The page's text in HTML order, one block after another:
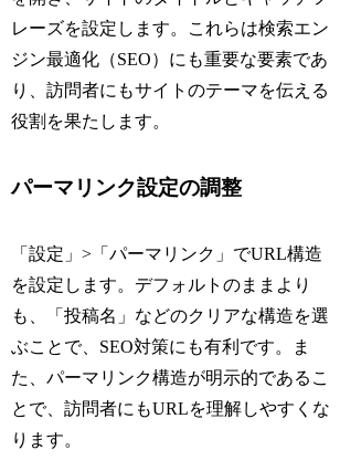
レーズを設定します。これらは検索エン
ジン最適化（SEO）にも重要な要素であ
り、訪問者にもサイトのテーマを伝える
役割を果たします。
パーマリンク設定の調整
「設定」>「パーマリンク」でURL構造
を設定します。デフォルトのままより
も、「投稿名」などのクリアな構造を選
ぶことで、SEO対策にも有利です。ま
た、パーマリンク構造が明示的であるこ
とで、訪問者にもURLを理解しやすくな
ります。